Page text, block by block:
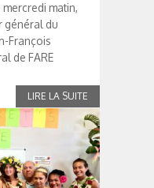
matin,
général du
François
de FARE